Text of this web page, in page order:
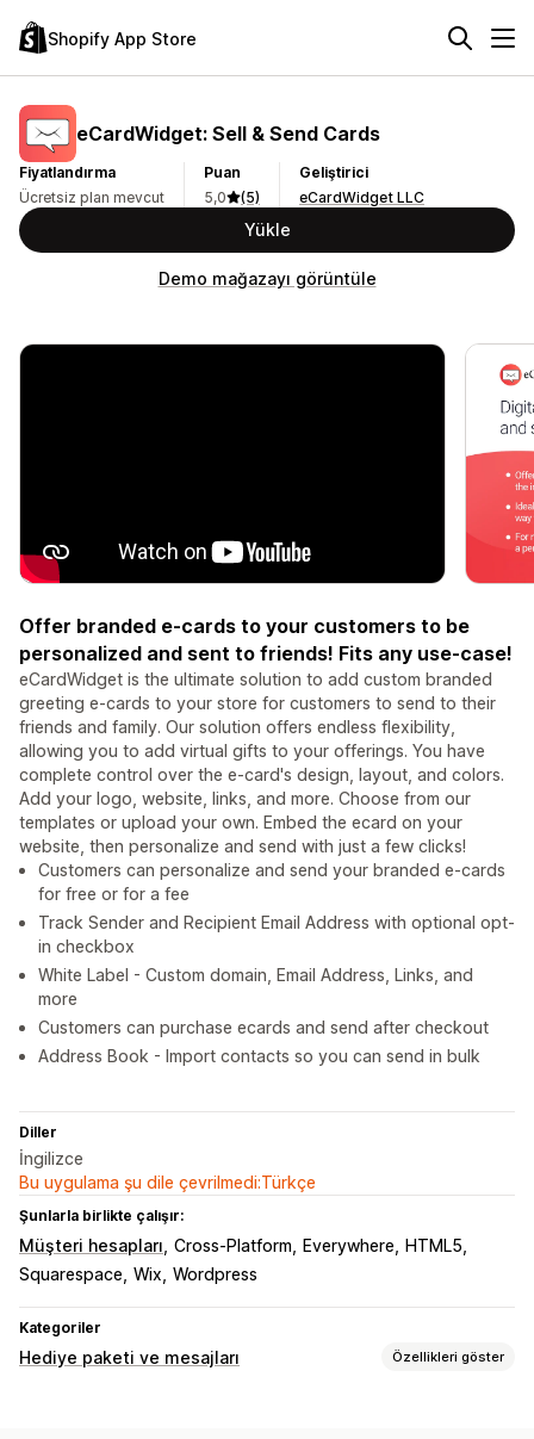
Shopify App Store
eCardWidget: Sell & Send Cards
Fiyatlandırma
Ücretsiz plan mevcut
Puan
5,0
(5)
Geliştirici
eCardWidget LLC
Yükle
Demo mağazayı görüntüle
Offer branded e-cards to your customers to be
personalized and sent to friends! Fits any use-case!
eCardWidget is the ultimate solution to add custom branded
greeting e-cards to your store for customers to send to their
friends and family. Our solution offers endless flexibility,
allowing you to add virtual gifts to your offerings. You have
complete control over the e-card's design, layout, and colors.
Add your logo, website, links, and more. Choose from our
templates or upload your own. Embed the ecard on your
website, then personalize and send with just a few clicks!
Customers can personalize and send your branded e-cards
for free or for a fee
Track Sender and Recipient Email Address with optional opt-
in checkbox
White Label - Custom domain, Email Address, Links, and
more
Customers can purchase ecards and send after checkout
Address Book - Import contacts so you can send in bulk
Diller
İngilizce
Bu uygulama şu dile çevrilmedi:Türkçe
Şunlarla birlikte çalışır:
Müşteri hesapları Cross-Platform Everywhere
HTML5
Squarespace Wix Wordpress
Kategoriler
Hediye paketi ve mesajları Özellikleri göster